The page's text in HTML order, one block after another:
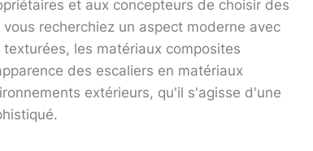
et aux concepteurs de choisir des
recherchiez un aspect moderne avec
les matériaux composites
des escaliers en matériaux
extérieurs, qu'il s'agisse d'une